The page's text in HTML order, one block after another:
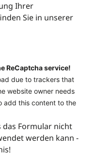
Ihrer
Sie in unserer
ReCaptcha service!
due to trackers that
website owner needs
add this content to the
das Formular nicht
werden kann -